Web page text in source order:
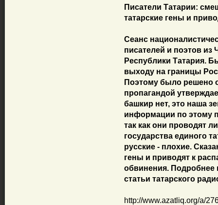
Писатели Татарии:
татарские гены и
Сеанс
писателей и поэтов из
Республики Татария.
выходу на границы
Поэтому было решено
пропагандой
башкир нет, это наша
информации по этому
так как они проводят
государства единого
русские - плохие.
гены и приводят к
обвинения. Подробнее
статьи татарского
http://www.azatliq.org/a/